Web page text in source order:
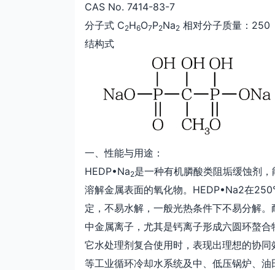
CAS No. 7414-83-7
分子式 C2H6O7P2Na2 相对分子质量：250
结构式
一、性能与用途：
HEDP•Na2是一种有机膦酸类阻垢缓蚀剂
溶解金属表面的氧化物。HEDP•Na2在
定，不易水解，一般光热条件下不易分解
中金属离子，尤其是钙离子形成六圆环螯
它水处理剂复合使用时，表现出理想的协
等工业循环冷却水系统及中、低压锅炉、